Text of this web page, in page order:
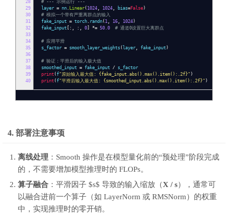
28
29
30
31
32
33
34
35
36
37
38
39
40
# --- 示例运行 ---
layer = nn . Linear ( 1024 , 1024 , bias= False)
# 模拟一个带有严重离群点的输入
fake_input = torch . randn ( 1 , 16 , 1024)
fake_input [:, :, 0] *= 50.0 # 通道0设置巨大离群点
# 应用平滑
s_factor = smooth_layer_weights ( layer , fake_input)
# 验证：平滑后的输入极大值
smoothed_input = fake_input / s_factor
print (f"原始输入最大值: {fake_input.abs().max().item():.2f}" )
print (f"平滑后输入最大值: {smoothed_input.abs().max().item():.2f}" )
4. 部署注意事项
离线处理 ：Smooth 操作是在模型量化前的“预处理”阶段完成
的，不需要增加模型推理时的 FLOPs。
算子融合 ：平滑因子 $s$ 导致的输入缩放（X / s），通常可
以融合进前一个算子（如 LayerNorm 或 RMSNorm）的权重
中，实现推理时的零开销。